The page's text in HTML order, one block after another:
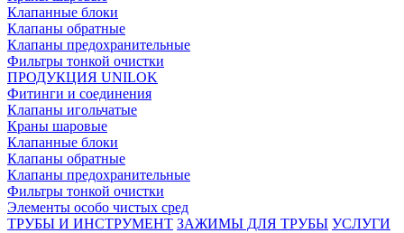
Клапанные блоки
Клапаны обратные
Клапаны предохранительные
Фильтры тонкой очистки
ПРОДУКЦИЯ UNILOK
Фитинги и соединения
Клапаны игольчатые
Краны шаровые
Клапанные блоки
Клапаны обратные
Клапаны предохранительные
Фильтры тонкой очистки
Элементы особо чистых сред
ТРУБЫ И ИНСТРУМЕНТ ЗАЖИМЫ ДЛЯ ТРУБЫ УСЛУГИ